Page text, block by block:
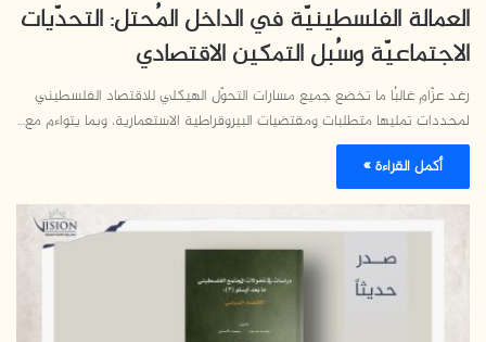
العمالة الفلسطينيّة في الداخل المُحتل: التحدّيات
الاجتماعيّة وسُبل التمكين الاقتصادي
رغد عزّام غالبُا ما تخضع جميع مسارات التحوّل الهيكلي للاقتصاد الفلسطيني
لمحددات تمليها متطلبات ومقتضيات البيروقراطية الاستعمارية، وبما يتواءم مع…
أكمل القراءة »